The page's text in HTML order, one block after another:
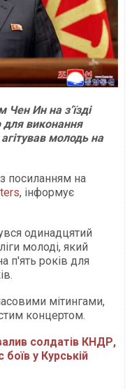
Чен Ин на зʼїзді
виконання
молодь на
з посиланням на
, інформує
одинадцятий
молоді, який
п'ять років для
мітингами,
концертом.
солдатів КНДР,
у Курській